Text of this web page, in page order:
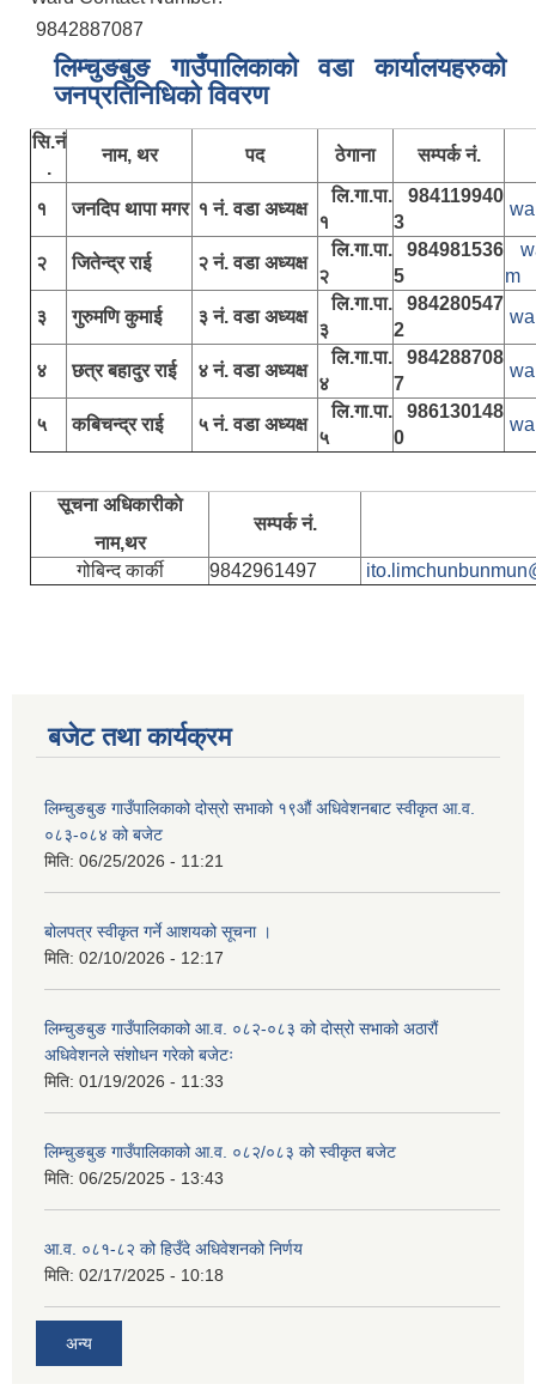
9842887087
लिम्चुङबुङ गाउँपालिकाकाे वडा कार्यालयहरुकाे
जनप्रतिनिधिकाे विवरण
सि.नं
.
नाम, थर पद ठेगाना सम्पर्क नं.
१ जनदिप थापा मगर १ नं. वडा अध्यक्ष
लि.गा.पा.
१
984119940
3
२ जितेन्द्र राई २ नं. वडा अध्यक्ष
लि.गा.पा.
२
984981536
5
m
३
गुरुमणि कुमाई ३ नं. वडा अध्यक्ष
लि.गा.पा.
३
984280547
2
४ छत्र बहादुर राई ४ नं. वडा अध्यक्ष
लि.गा.पा.
४
984288708
7
५ कबिचन्द्र राई ५ नं. वडा अध्यक्ष
लि.गा.पा.
५
986130148
0
सूचना अधिकारीकाे
नाम,थर
सम्पर्क नं.
गोबिन्द कार्की 9842961497
बजेट तथा कार्यक्रम
लिम्चुङबुङ गाउँपालिकाको दोस्रो सभाको १९औं अधिवेशनबाट स्वीकृत आ.व.
०८३-०८४ को बजेट
मिति: 06/25/2026 - 11:21
बोलपत्र स्वीकृत गर्ने आशयको सूचना ।
मिति: 02/10/2026 - 12:17
लिम्चुङबुङ गाउँपालिकाको आ.व. ०८२-०८३ को दोस्रो सभाको अठारौं
अधिवेशनले संशोधन गरेको बजेटः
मिति: 01/19/2026 - 11:33
लिम्चुङबुङ गाउँपालिकाको आ.व. ०८२/०८३ को स्वीकृत बजेट
मिति: 06/25/2025 - 13:43
आ.व. ०८१-८२ को हिउँदे अधिवेशनको निर्णय
मिति: 02/17/2025 - 10:18
अन्य